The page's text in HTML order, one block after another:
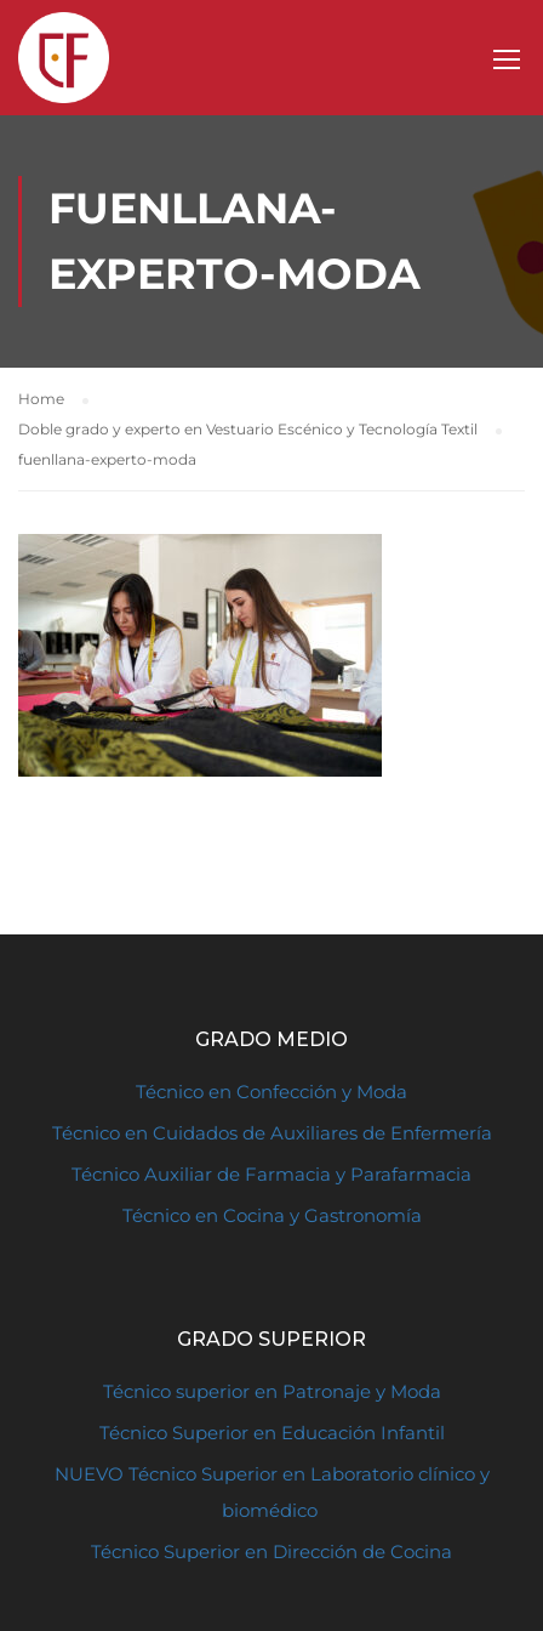
FUENLLANA-
EXPERTO-MODA
Home
Doble grado y experto en Vestuario Escénico y Tecnología Textil
fuenllana-experto-moda
GRADO MEDIO
Técnico en Confección y Moda
Técnico en Cuidados de Auxiliares de Enfermería
Técnico Auxiliar de Farmacia y Parafarmacia
Técnico en Cocina y Gastronomía
GRADO SUPERIOR
Técnico superior en Patronaje y Moda
Técnico Superior en Educación Infantil
NUEVO Técnico Superior en Laboratorio clínico y
biomédico
Técnico Superior en Dirección de Cocina